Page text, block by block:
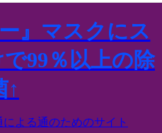
』マスクにス
99％以上の除
↑
よる通のためのサイト